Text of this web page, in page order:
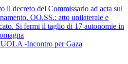
il decreto del Commissario ad acta sul
OO.SS.: atto unilaterale e
Si fermi il taglio di 17 autonomie in
-Incontro per Gaza